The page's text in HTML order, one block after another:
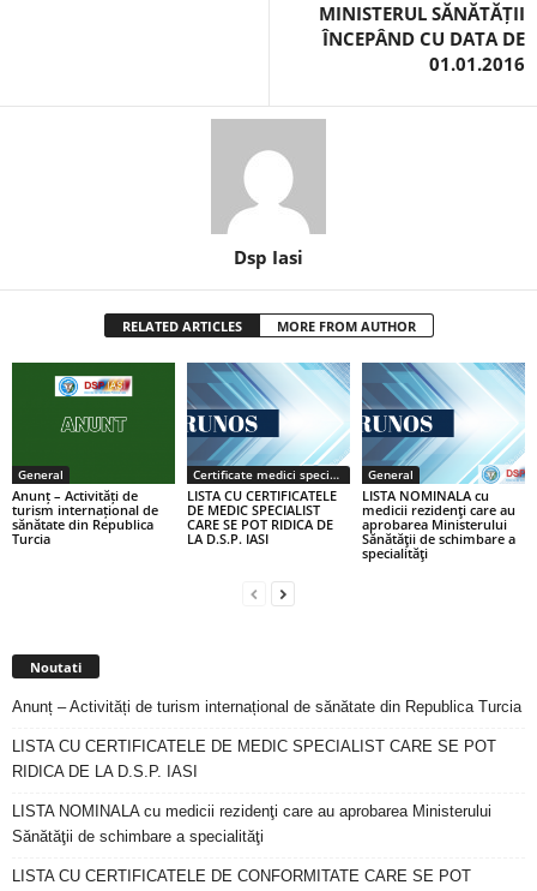
MINISTERUL SĂNĂTĂȚII
ÎNCEPÂND CU DATA DE
01.01.2016
Dsp Iasi
RELATED ARTICLES MORE FROM AUTHOR
General
Anunț – Activități de
turism internațional de
sănătate din Republica
Turcia
Certificate medici specialiști / primari
LISTA CU CERTIFICATELE
DE MEDIC SPECIALIST
CARE SE POT RIDICA DE
LA D.S.P. IASI
General
LISTA NOMINALA cu
medicii rezidenţi care au
aprobarea Ministerului
Sănătăţii de schimbare a
specialităţi
Noutati
Anunț – Activități de turism internațional de sănătate din Republica Turcia
LISTA CU CERTIFICATELE DE MEDIC SPECIALIST CARE SE POT
RIDICA DE LA D.S.P. IASI
LISTA NOMINALA cu medicii rezidenţi care au aprobarea Ministerului
Sănătăţii de schimbare a specialităţi
LISTA CU CERTIFICATELE DE CONFORMITATE CARE SE POT